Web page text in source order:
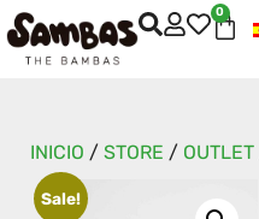
0
INICIO / STORE / OUTLET
Sale!